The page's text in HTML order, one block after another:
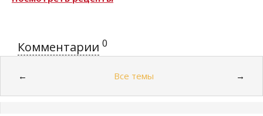
Комментарии 0
← Все темы →